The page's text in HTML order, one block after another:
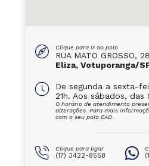
Clique para ir ao polo
RUA MATO GROSSO,
Eliza, Votuporanga/
De segunda a sexta-
21h. Aos sábados, das
O horário de atendimento
alterações. Para mais
com o seu polo EAD.
Clique para ligar
(17) 3422-8558